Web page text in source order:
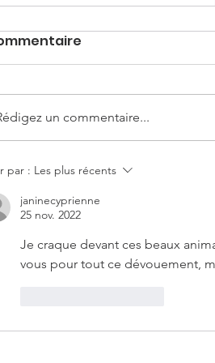
un commentaire...
par : Les plus récents
janinecyprienne
25 nov. 2022
Je craque devant ces beaux
vous pour tout ce dévouement,